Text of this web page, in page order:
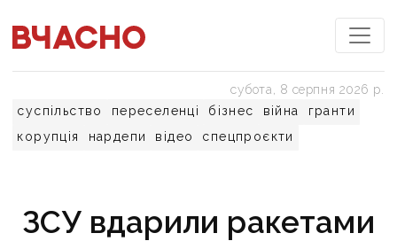
суспільство переселенці бізнес війна
гранти
корупція
нардепи відео спецпроєкти
субота, 8 серпня 2026 р.
ЗСУ вдарили ракетами